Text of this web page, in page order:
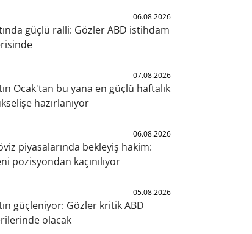
06.08.2026
güçlü ralli: Gözler ABD istihdam
07.08.2026
Ocak'tan bu yana en güçlü haftalık
hazırlanıyor
06.08.2026
piyasalarında bekleyiş hakim:
pozisyondan kaçınılıyor
05.08.2026
güçleniyor: Gözler kritik ABD
olacak